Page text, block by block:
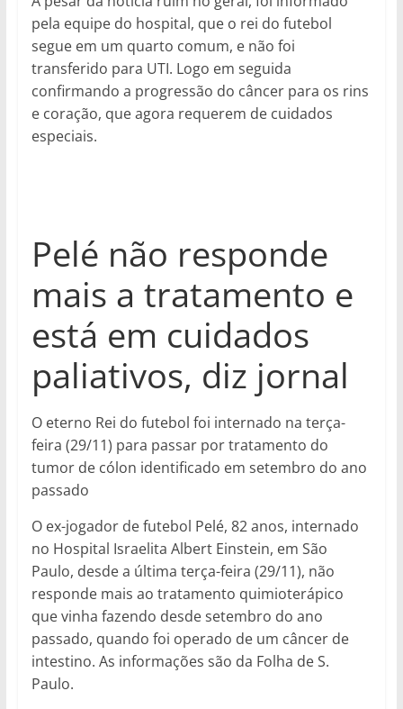
pela equipe do hospital, que o rei do futebol
segue em um quarto comum, e não foi
transferido para UTI. Logo em seguida
confirmando a progressão do câncer para os rins
e coração, que agora requerem de cuidados
especiais.
Pelé não responde
mais a tratamento e
está em cuidados
paliativos, diz jornal
O eterno Rei do futebol foi internado na terça-
feira (29/11) para passar por tratamento do
tumor de cólon identificado em setembro do ano
passado
O ex-jogador de futebol Pelé, 82 anos, internado
no Hospital Israelita Albert Einstein, em São
Paulo, desde a última terça-feira (29/11), não
responde mais ao tratamento quimioterápico
que vinha fazendo desde setembro do ano
passado, quando foi operado de um câncer de
intestino. As informações são da Folha de S.
Paulo.